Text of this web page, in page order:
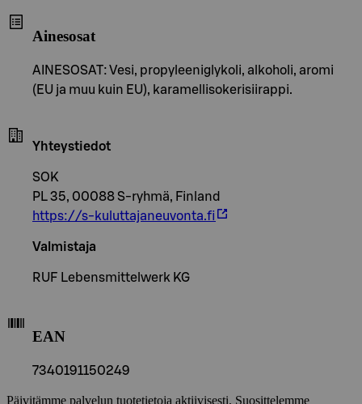
Ainesosat
AINESOSAT: Vesi, propyleeniglykoli, alkoholi, aromi
(EU ja muu kuin EU), karamellisokerisiirappi.
Yhteystiedot
SOK
PL 35, 00088 S-ryhmä, Finland
https://s-kuluttajaneuvonta.fi
Valmistaja
RUF Lebensmittelwerk KG
EAN
7340191150249
Päivitämme palvelun tuotetietoja aktiivisesti. Suosittelemme